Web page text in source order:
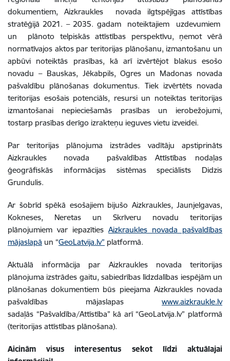
dokumentiem, Aizkraukles novada ilgtspējīgas attīstības
stratēģijā 2021. – 2035. gadam noteiktajiem uzdevumiem
un plānoto telpiskās attīstības perspektīvu, ņemot vērā
normatīvajos aktos par teritorijas plānošanu, izmantošanu un
apbūvi noteiktās prasības, kā arī izvērtējot blakus esošo
novadu – Bauskas, Jēkabpils, Ogres un Madonas novada
pašvaldību plānošanas dokumentus. Tiek izvērtēts novada
teritorijas esošais potenciāls, resursi un noteiktas teritorijas
izmantošanai nepieciešamās prasības un ierobežojumi,
tostarp prasības derīgo izrakteņu ieguves vietu izveidei.
Par teritorijas plānojuma izstrādes vadītāju apstiprināts
Aizkraukles novada pašvaldības Attīstības nodaļas
ģeogrāfiskās informācijas sistēmas speciālists Didzis
Grundulis.
Ar šobrīd spēkā esošajiem bijušo Aizkraukles, Jaunjelgavas,
Kokneses, Neretas un Skrīveru novadu teritorijas
plānojumiem var iepazīties Aizkraukles novada pašvaldības
mājaslapā un “GeoLatvija.lv” platformā.
Aktuālā informācija par Aizkraukles novada teritorijas
plānojuma izstrādes gaitu, sabiedrības līdzdalības iespējām un
plānošanas dokumentiem būs pieejama Aizkraukles novada
pašvaldības mājaslapas www.aizkraukle.lv
sadaļās “Pašvaldība/Attīstība” kā arī “GeoLatvija.lv” platformā
(teritorijas attīstības plānošana).
Aicinām visus interesentus sekot līdzi aktuālajai